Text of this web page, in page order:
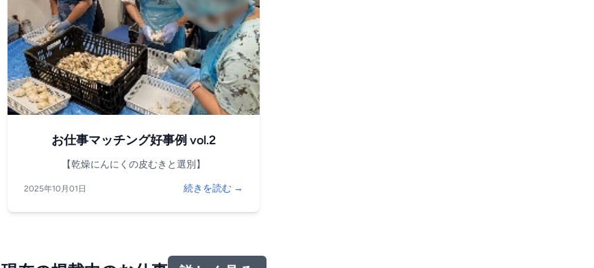
お仕事マッチング好事例 vol.2
【乾燥にんにくの皮むきと選別】
2025年10月01日 続きを読む →